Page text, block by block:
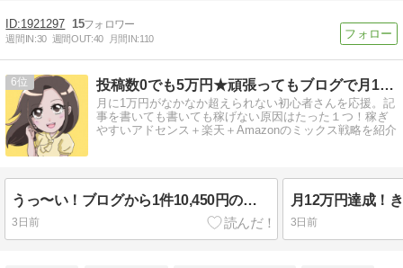
1921297 15
週間IN:30 週間OUT:40 月間IN:110
6 投稿数0でも5万円★頑張ってもブログで月1万円稼げないを解決
月に1万円がなかなか超えられない初心者さんを応援。記
事を書いても書いても稼げない原因はたった１つ！稼ぎ
やすいアドセンス＋楽天＋Amazonのミックス戦略を紹介
うっ〜い！ブログから1件10,450円の報酬が確定した
3日前
月12万円達成！
3日前